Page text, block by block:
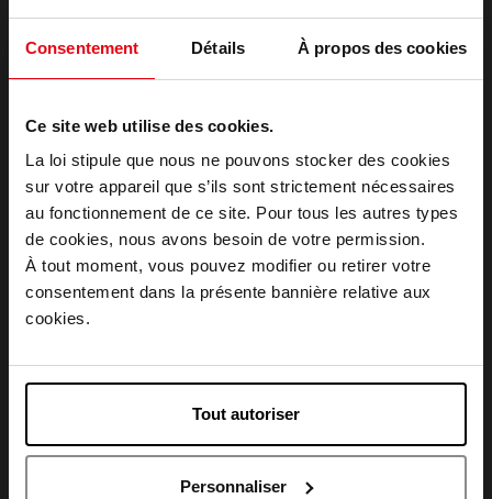
Consentement Détails À propos des cookies
Ce site web utilise des cookies.
La loi stipule que nous ne pouvons stocker des cookies
sur votre appareil que s’ils sont strictement nécessaires
au fonctionnement de ce site. Pour tous les autres types
de cookies, nous avons besoin de votre permission.
À tout moment, vous pouvez modifier ou retirer votre
consentement dans la présente bannière relative aux
cookies.
Tout autoriser
Personnaliser
68,90 € Ajouter
ROSE
68,90 € Ajouter
ROSE ET MARIUS ROSE ET MARIUS
Choisissez votre pays
April Belgique
April Luxembourg